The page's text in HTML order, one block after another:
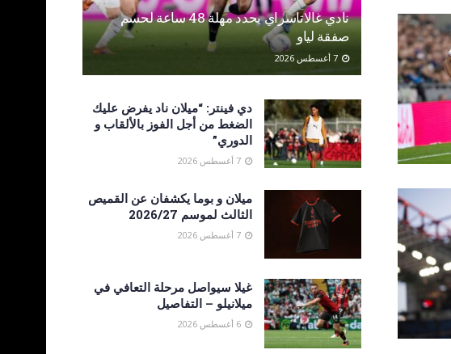
نادي غالاتاسراي يحدد مهلة 48 ساعة لحسم
صفقة لياو
دي فينتر: “ميلان ناد يفرض عليك
الضغط من أجل الفوز بالألقاب و
الدوري”
ميلان و بوما يكشفان عن القميص
الثالث لموسم 2026/27
غيلا سيواصل مرحلة التعافي في
ميلانيلو – التفاصيل